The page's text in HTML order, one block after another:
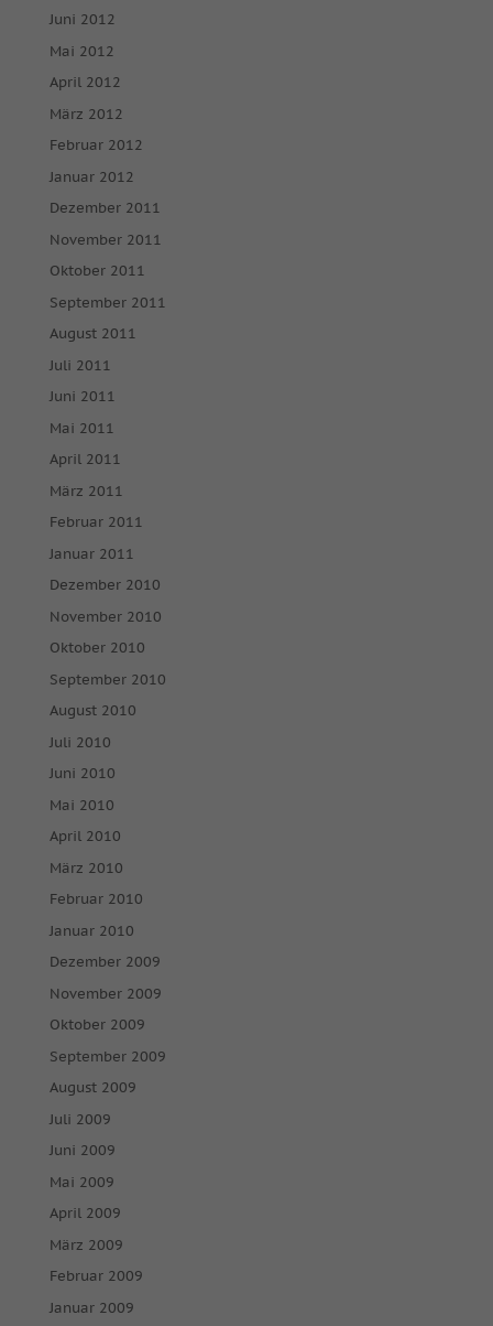
Juni 2012
Mai 2012
April 2012
März 2012
Februar 2012
Januar 2012
Dezember 2011
November 2011
Oktober 2011
September 2011
August 2011
Juli 2011
Juni 2011
Mai 2011
April 2011
März 2011
Februar 2011
Januar 2011
Dezember 2010
November 2010
Oktober 2010
September 2010
August 2010
Juli 2010
Juni 2010
Mai 2010
April 2010
März 2010
Februar 2010
Januar 2010
Dezember 2009
November 2009
Oktober 2009
September 2009
August 2009
Juli 2009
Juni 2009
Mai 2009
April 2009
März 2009
Februar 2009
Januar 2009
keiner manuellen Einwilligung mehr.
powered by Borlabs Cookie